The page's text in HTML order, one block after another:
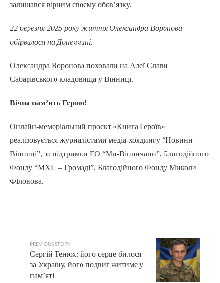
залишався вірним своєму обов’язку.
22 березня 2025 року життя Олександра Воронова
обірвалося на Донеччині.
Олександра Воронова поховали на Алеї Слави
Сабарівського кладовища у Вінниці.
Вічна пам’ять Герою!
Онлайн-меморіальний проєкт «Книга Героїв»
реалізовується журналістами медіа-холдингу “Новини
Вінниці”, за підтримки ГО “Ми-Вінничани”, Благодійного
Фонду “МХП – Громаді”, Благодійного Фонду Миколи
Філонова.
PREVIOUS STORY
Сергій Тенюх: його серце билося
за Україну, його подвиг житиме у
пам’яті